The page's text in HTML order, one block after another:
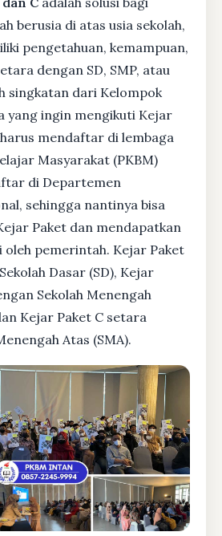
berusia di atas usia sekolah,
pengetahuan, kemampuan,
dengan SD, SMP, atau
singkatan dari Kelompok
yang ingin mengikuti Kejar
harus mendaftar di lembaga
Masyarakat (PKBM)
di Departemen
sehingga nantinya bisa
Paket dan mendapatkan
oleh pemerintah. Kejar Paket
Dasar (SD), Kejar
Sekolah Menengah
Kejar Paket C setara
Atas (SMA).